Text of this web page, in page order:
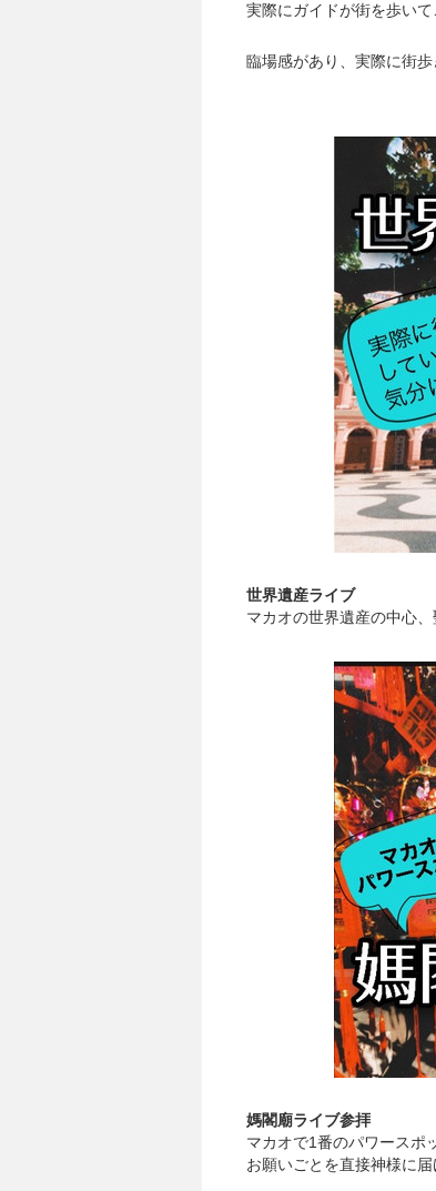
実際にガイドが街を歩いて
臨場感があり、実際に街
世界遺産ライブ
マカオの世界遺産の中心
媽閣廟ライブ参拝
マカオで1番のパワースポ
お願いごとを直接神様に